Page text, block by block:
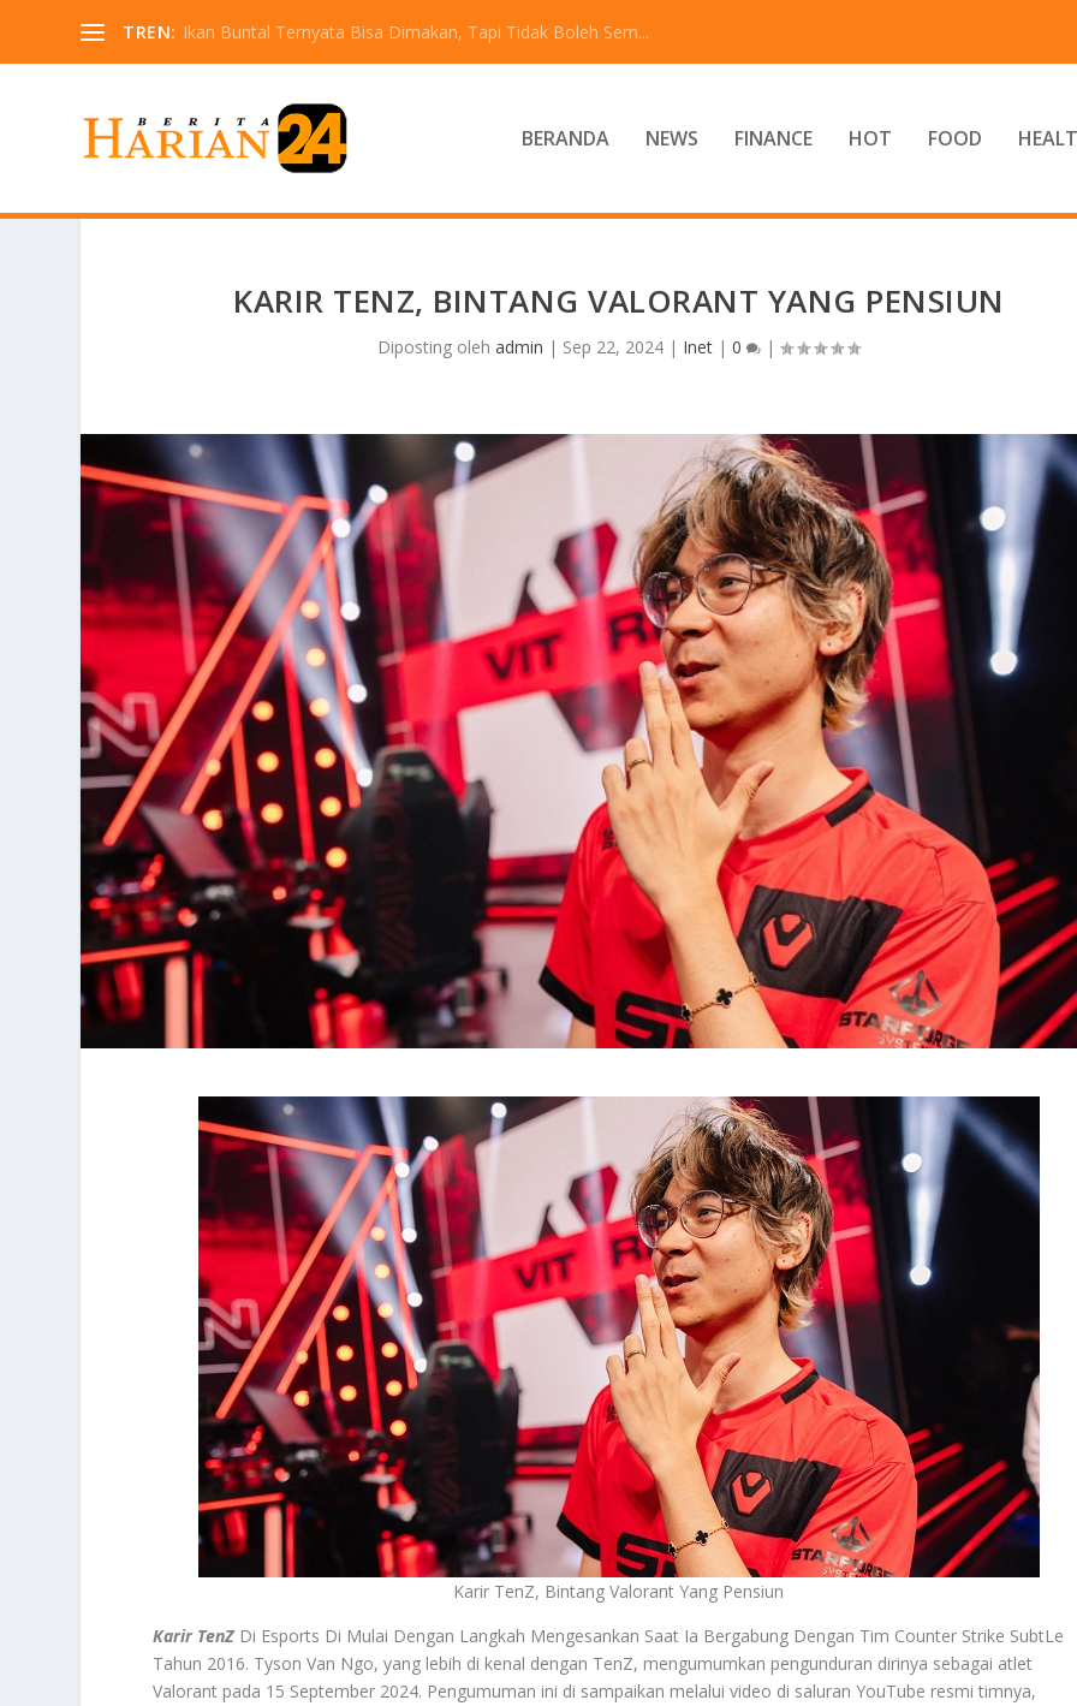
TREN: Ikan Buntal Ternyata Bisa Dimakan, Tapi Tidak Boleh Sem...
BERANDA NEWS FINANCE HOT FOOD
KARIR TENZ, BINTANG VALORANT YANG PENSIUN
Diposting olehadmin | Sep 22, 2024 | Inet |0 |
Karir TenZ, Bintang Valorant Yang Pensiun
Karir TenZ Di Esports Di Mulai Dengan Langkah Mengesankan Saat Ia Bergabung Dengan Tim Counter Strike SubtLe
Tahun 2016. Tyson Van Ngo, yang lebih di kenal dengan TenZ, mengumumkan pengunduran dirinya sebagai atlet
Valorant pada 15 September 2024. Pengumuman ini di sampaikan melalui video di saluran YouTube resmi timnya,